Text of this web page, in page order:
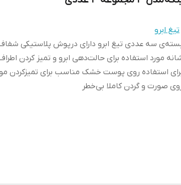
تیغ ابرو
سه عددی تیغ ابرو دارای درپوش پلاستیکی
مورد استفاده برای حالت‌دهی ابرو و تمیز کردن
استفاده روی پوست خشک مناسب برای تمیزکردن
صورت و گردن کاملا بی‌خطر